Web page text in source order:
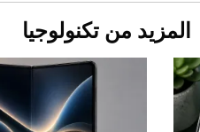
المزيد من تكنولوجيا